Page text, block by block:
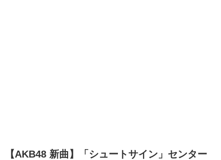
【AKB48 新曲】「シュートサイン」センター